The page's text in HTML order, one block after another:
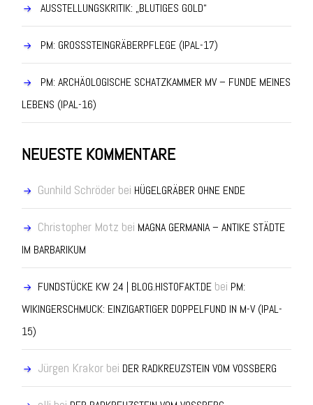
AUSSTELLUNGSKRITIK: „BLUTIGES GOLD“
PM: GROSSSTEINGRÄBERPFLEGE (IPAL-17)
PM: ARCHÄOLOGISCHE SCHATZKAMMER MV – FUNDE MEINES
LEBENS (IPAL-16)
NEUESTE KOMMENTARE
Gunhild Schröderbei HÜGELGRÄBER OHNE ENDE
Christopher Motz bei MAGNA GERMANIA – ANTIKE STÄDTE
IM BARBARIKUM
FUNDSTÜCKE KW 24 | BLOG.HISTOFAKT.DEbei PM:
WIKINGERSCHMUCK: EINZIGARTIGER DOPPELFUND IN M-V (IPAL-
15)
Jürgen Krakorbei DER RADKREUZSTEIN VOM VOSSBERG